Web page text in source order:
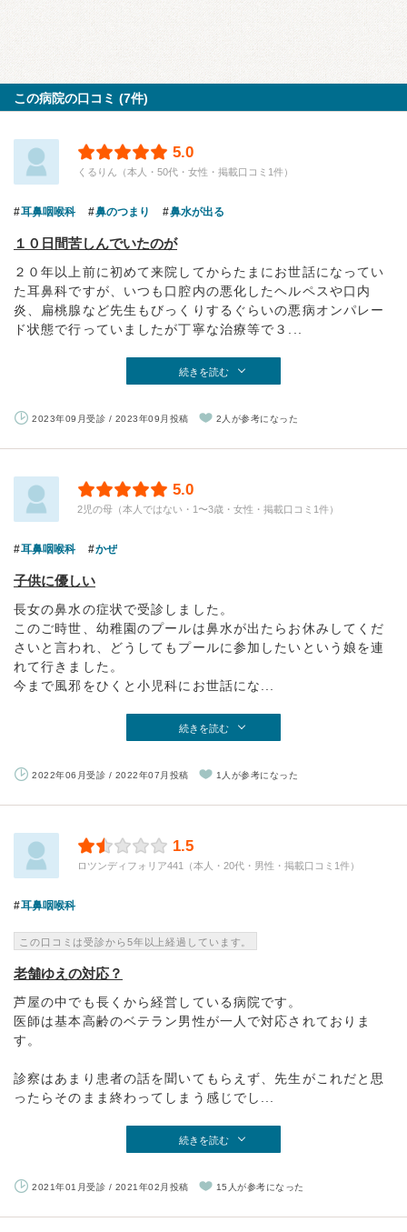
この病院の口コミ (7件)
5.0
くるりん（本人・50代・女性・掲載口コミ1件）
耳鼻咽喉科 鼻のつまり 鼻水が出る
１０日間苦しんでいたのが
２０年以上前に初めて来院してからたまにお世話になってい
た耳鼻科ですが、いつも口腔内の悪化したヘルペスや口内
炎、扁桃腺など先生もびっくりするぐらいの悪病オンパレー
ド状態で行っていましたが丁寧な治療等で３...
続きを読む
2023年09月受診 / 2023年09月投稿 2人が参考になった
5.0
2児の母（本人ではない・1〜3歳・女性・掲載口コミ1件）
耳鼻咽喉科 かぜ
子供に優しい
長女の鼻水の症状で受診しました。
このご時世、幼稚園のプールは鼻水が出たらお休みしてくだ
さいと言われ、どうしてもプールに参加したいという娘を連
れて行きました。
今まで風邪をひくと小児科にお世話にな...
続きを読む
2022年06月受診 / 2022年07月投稿 1人が参考になった
1.5
ロツンディフォリア441（本人・20代・男性・掲載口コミ1件）
耳鼻咽喉科
この口コミは受診から5年以上経過しています。
老舗ゆえの対応？
芦屋の中でも長くから経営している病院です。
医師は基本高齢のベテラン男性が一人で対応されておりま
す。
診察はあまり患者の話を聞いてもらえず、先生がこれだと思
ったらそのまま終わってしまう感じでし...
続きを読む
2021年01月受診 / 2021年02月投稿 15人が参考になった